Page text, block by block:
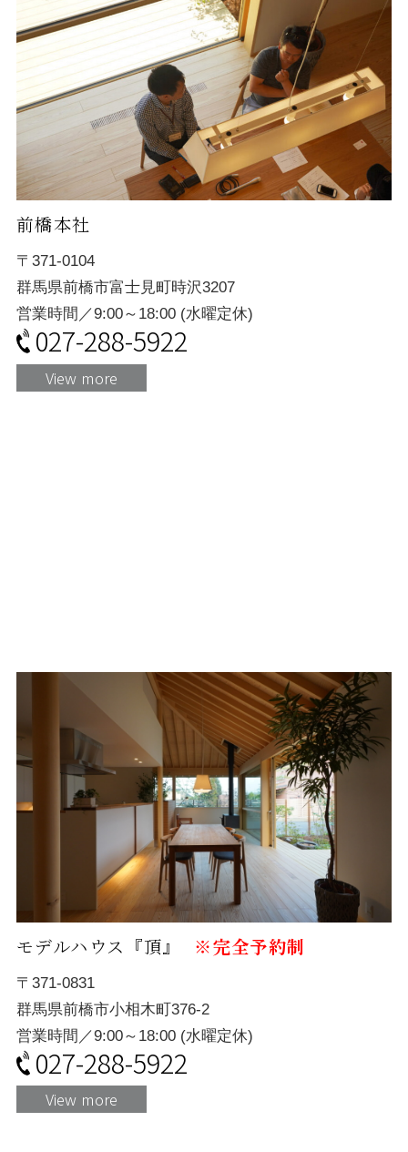
前橋本社
〒371-0104
群馬県前橋市富士見町時沢3207
営業時間／9:00～18:00 (水曜定休)
027-288-5922
View more
モデルハウス『頂』 ※完全予約制
〒371-0831
群馬県前橋市小相木町376-2
営業時間／9:00～18:00 (水曜定休)
027-288-5922
View more